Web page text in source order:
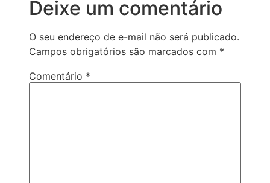
Deixe um comentário
O seu endereço de e-mail não será publicado.
Campos obrigatórios são marcados com *
Comentário *